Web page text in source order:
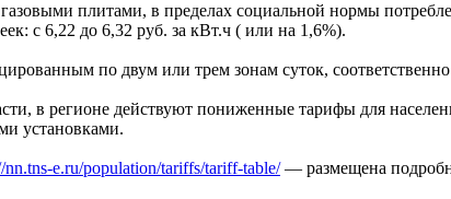
плитами, в пределах социальной нормы
с 6,22 до 6,32 руб. за кВт.ч ( или на 1,6%).
по двум или трем зонам суток,
в регионе действуют пониженные тарифы для
установками.
nn.tns-e.ru/population/tariffs/tariff-table/— размещена